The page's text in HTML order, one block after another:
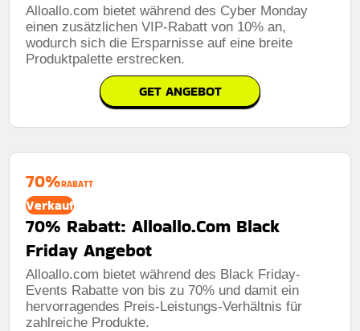
Alloallo.com bietet während des Cyber ​​Monday
einen zusätzlichen VIP-Rabatt von 10% an,
wodurch sich die Ersparnisse auf eine breite
Produktpalette erstrecken.
GET ANGEBOT
70%RABATT
Verkauf
70% Rabatt: Alloallo.Com Black
Friday Angebot
Alloallo.com bietet während des Black Friday-
Events Rabatte von bis zu 70% und damit ein
hervorragendes Preis-Leistungs-Verhältnis für
zahlreiche Produkte.